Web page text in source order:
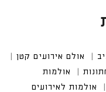
אולם אירועים קטן
אולמות אירו
אולמות לאירועים קטנים